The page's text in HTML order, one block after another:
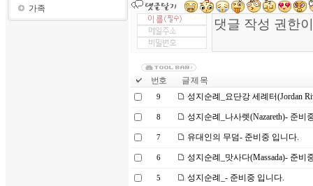
가족
번호 글 제 목
9 성지순례_요단강 세례터(Jordan
8 성지순례_나사렛(Nazareth)- 준비
7 유대인의 무덤- 준비중 입니다.
6 성지순례_맛사다(Massada)- 준비
5 성지순례_- 준비중 입니다.